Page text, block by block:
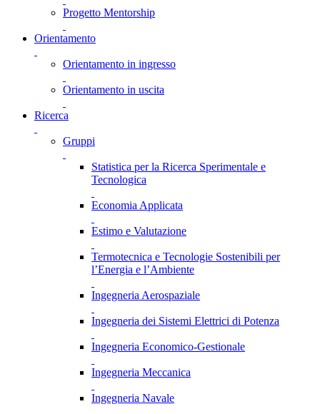
Progetto Mentorship
Orientamento
Orientamento in ingresso
Orientamento in uscita
Ricerca
Gruppi
Statistica per la Ricerca Sperimentale e
Tecnologica
Economia Applicata
Estimo e Valutazione
Termotecnica e Tecnologie Sostenibili per
l’Energia e l’Ambiente
Ingegneria Aerospaziale
Ingegneria dei Sistemi Elettrici di Potenza
Ingegneria Economico-Gestionale
Ingegneria Meccanica
Ingegneria Navale